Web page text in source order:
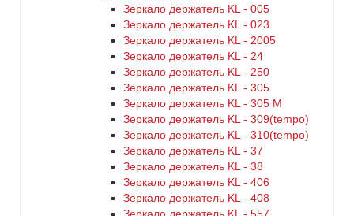
Зеркало держатель KL - 005
Зеркало держатель KL - 023
Зеркало держатель KL - 2005
Зеркало держатель KL - 24
Зеркало держатель KL - 250
Зеркало держатель KL - 305
Зеркало держатель KL - 305 M
Зеркало держатель KL - 309(tempo)
Зеркало держатель KL - 310(tempo)
Зеркало держатель KL - 37
Зеркало держатель KL - 38
Зеркало держатель KL - 406
Зеркало держатель KL - 408